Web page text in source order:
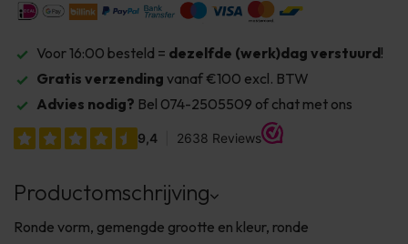
Voor 16:00 besteld = dezelfde (werk)dag verstuurd!
Gratis verzending vanaf €100 excl. BTW
Advies nodig? Bel 074-2505509 of chat met ons
Productomschrijving
Ronde vorm, gemengde grootte en kleur, ronde